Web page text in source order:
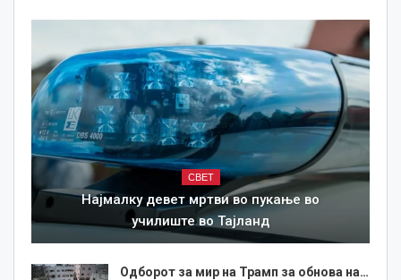
СВЕТ
Најмалку девет мртви во пукање во
училиште во Тајланд
Одборот за мир на Трамп за обнова на…